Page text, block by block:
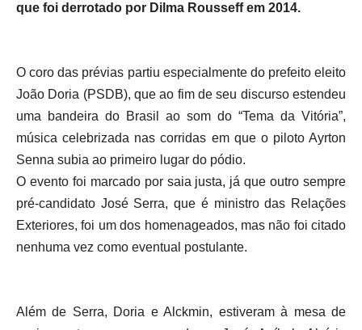
que foi derrotado por Dilma Rousseff em 2014.
O coro das prévias partiu especialmente do prefeito eleito
João Doria (PSDB), que ao fim de seu discurso estendeu
uma bandeira do Brasil ao som do “Tema da Vitória”,
música celebrizada nas corridas em que o piloto Ayrton
Senna subia ao primeiro lugar do pódio.
O evento foi marcado por saia justa, já que outro sempre
pré-candidato José Serra, que é ministro das Relações
Exteriores, foi um dos homenageados, mas não foi citado
nenhuma vez como eventual postulante.
Além de Serra, Doria e Alckmin, estiveram à mesa de